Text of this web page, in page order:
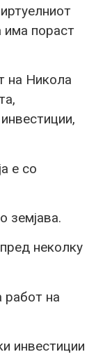
има пораст
на Никола
е со
земјава.
неколку
работ на
инвестиции